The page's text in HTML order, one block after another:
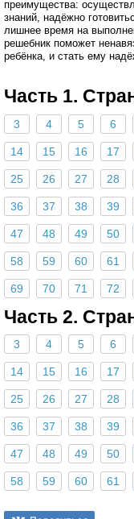
преимущества:
знаний, надёжно
лишнее время на
решебник поможет
ребёнка, и стать ему
Часть 1.
3 4 5 6
14 15 16 17
25 26 27 28
36 37 38 39
47 48 49 50
58 59 60 61
69 70 71 72
Часть 2.
3 4 5 6
14 15 16 17
25 26 27 28
36 37 38 39
47 48 49 50
58 59 60 61